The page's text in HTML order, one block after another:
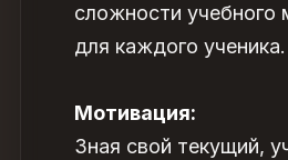
сложности учебного
для каждого ученика.
Мотивация:
Зная свой текущий,